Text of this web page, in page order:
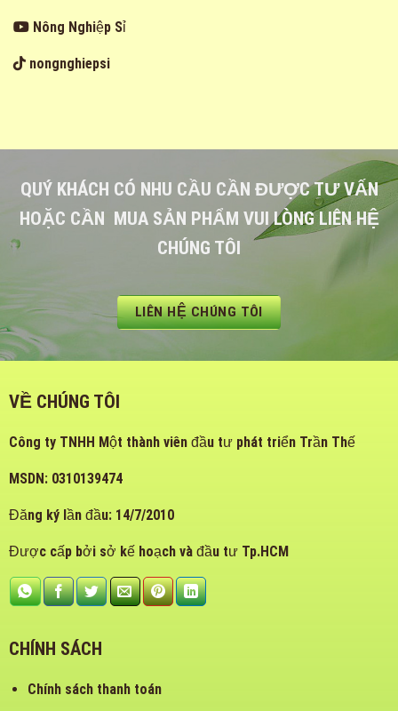
Nông Nghiệp Sỉ
nongnghiepsi
QUÝ KHÁCH CÓ NHU CẦU CẦN ĐƯỢC TƯ VẤN
HOẶC CẦN MUA SẢN PHẨM VUI LÒNG LIÊN HỆ
CHÚNG TÔI
LIÊN HỆ CHÚNG TÔI
VỀ CHÚNG TÔI
Công ty TNHH Một thành viên đầu tư phát triển Trần Thế
MSDN: 0310139474
Đăng ký lần đầu: 14/7/2010
Được cấp bởi sở kế hoạch và đầu tư Tp.HCM
CHÍNH SÁCH
Chính sách thanh toán